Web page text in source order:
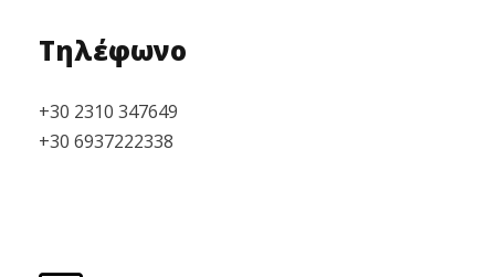
Τηλέφωνο
+30 2310 347649
+30 6937222338